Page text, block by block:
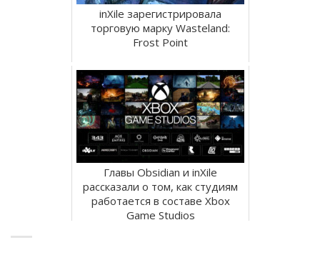
inXile зарегистрировала
торговую марку Wasteland:
Frost Point
Главы Obsidian и inXile
рассказали о том, как студиям
работается в составе Xbox
Game Studios